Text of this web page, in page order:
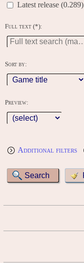
Latest release (0.289)
Full text (*):
Sort by:
Preview:
Additional filters